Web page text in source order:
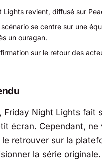
Lights revient, diffusé sur
scénario se centre sur une
un ouragan.
sur le retour des
Friday Night Lights fait
écran. Cependant, ne
retrouver sur la
la série originale.